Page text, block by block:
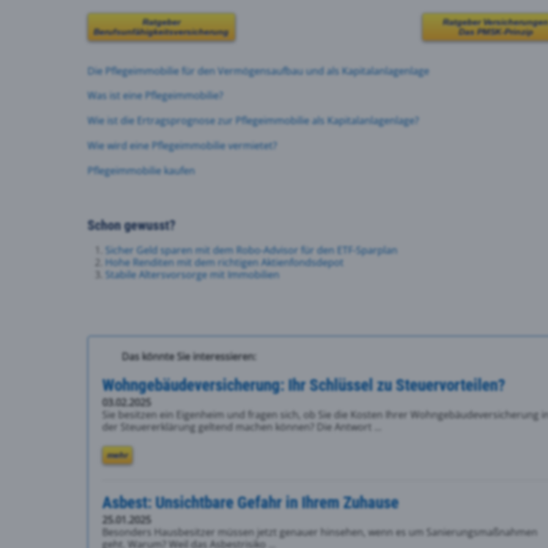
Ratgeber
Berufsunfähigkeitsversicherung
Ratgeber
Das PMSK-Prinzip
Die Pflegeimmobiliefür den Vermögensaufbauund als Kapitalanlagenlage
Was ist eine Pflegeimmobilie?
Wie ist die Ertragsprognose zur Pflegeimmobilie als Kapitalanlagenlage?
Wie wird eine Pflegeimmobilie vermietet?
Pflegeimmobilie kaufen
Schon gewusst?
Sicher Geld sparen mit dem Robo-Advisor für den ETF-Sparplan
Hohe Renditen mit dem richtigen Aktienfondsdepot
Stabile Altersvorsorge mit Immobilien
Das könnte Sie interessieren:
Wohngebäudeversicherung: Ihr Schlüssel zu Steuervorteilen?
03.02.2025
Sie besitzen ein Eigenheim und fragen sich, ob Sie die Kosten Ihrer Wohngebäudeversicherung
der Steuererklärung geltend machen können? Die Antwort ...
mehr
Asbest: Unsichtbare Gefahr in Ihrem Zuhause
25.01.2025
Besonders Hausbesitzer müssen jetzt genauer hinsehen, wenn es um Sanierungsmaßnahmen
geht. Warum? Weil das Asbestrisiko ...